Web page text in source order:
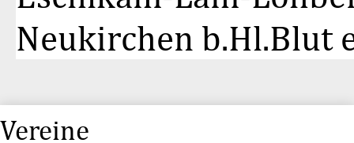
Neukirchen b.Hl.Blut
Vereine